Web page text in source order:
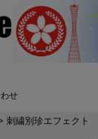
せ
刺繍別珍エフェクト